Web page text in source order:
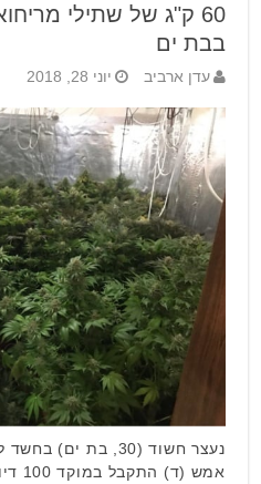
60 ק"ג של שתילי
בבת ים
עדן ארביב יוני 28, 2018
נעצר חשוד (30, בת
אמש